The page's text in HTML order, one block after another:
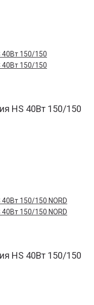
HS 40Вт 150/150
HS 40Вт 150/150